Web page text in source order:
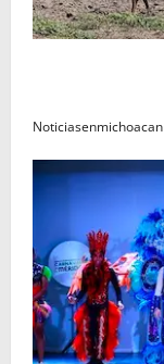
Noticiasenmichoacan